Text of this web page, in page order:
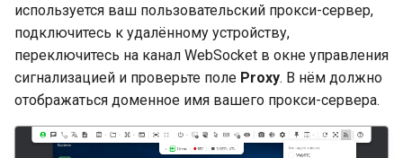
используется ваш пользовательский прокси-сервер,
подключитесь к удалённому устройству,
переключитесь на канал WebSocket в окне управления
сигнализацией и проверьте поле Proxy. В нём должно
отображаться доменное имя вашего прокси-сервера.